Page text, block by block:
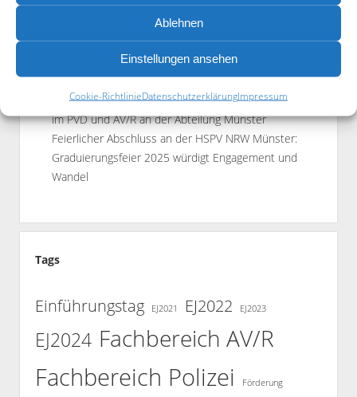
Ablehnen
Einstellungen ansehen
Cookie-RichtlinieDatenschutzerklärungImpressum
Aktuelle Beiträge
Einladung zur Mitgliederversammlung
Buchförderung
Fußballturnier des EJ 2024 – 12.9.2025
Einführungstage des Einstellungsjahrganges 2025
im PVD und AV/R an der Abteilung Münster
Feierlicher Abschluss an der HSPV NRW Münster:
Graduierungsfeier 2025 würdigt Engagement und
Wandel
Tags
Einführungstag EJ2021 EJ2022 EJ2023
EJ2024 Fachbereich AV/R
Fachbereich Polizei Förderung